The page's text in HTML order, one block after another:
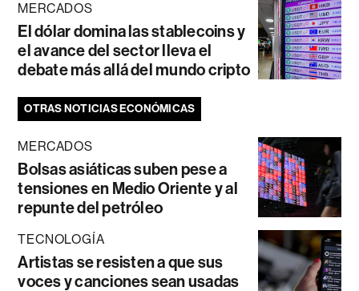
MERCADOS
El dólar domina las stablecoins y
el avance del sector lleva el
debate más allá del mundo cripto
OTRAS NOTICIAS ECONÓMICAS
MERCADOS
Bolsas asiáticas suben pese a
tensiones en Medio Oriente y al
repunte del petróleo
TECNOLOGÍA
Artistas se resisten a que sus
voces y canciones sean usadas